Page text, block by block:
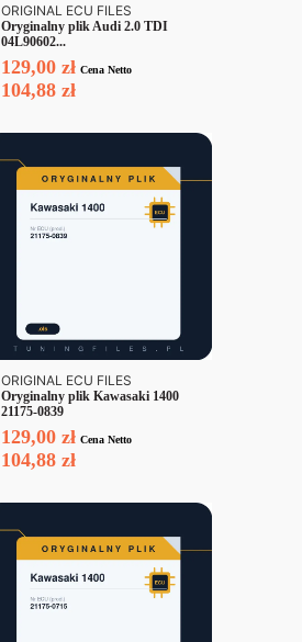
ORIGINAL ECU FILES
Oryginalny plik Audi 2.0 TDI
04L90602...
129,00 zł Cena Netto
104,88 zł
ORIGINAL ECU FILES
Oryginalny plik Kawasaki 1400
21175-0839
129,00 zł Cena Netto
104,88 zł